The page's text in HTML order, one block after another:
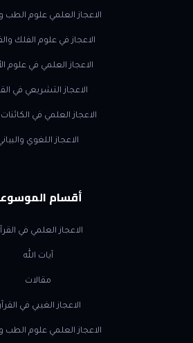
الاعجاز العلمي علوم الطب و
الاعجاز في علوم الفلك
الاعجاز العلمي في علوم
الاعجاز التشريعي في
الاعجاز العلمي في
الاعجاز اللغوي
أقسام
الاعجاز العلمي في
آيات الله
مقالات
الاعجاز الغيبي في
الاعجاز العلمي علوم الطب و